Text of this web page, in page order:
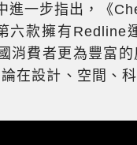
進一步指出，《
六款擁有Redline
消費者更為豐富
在設計、空間、